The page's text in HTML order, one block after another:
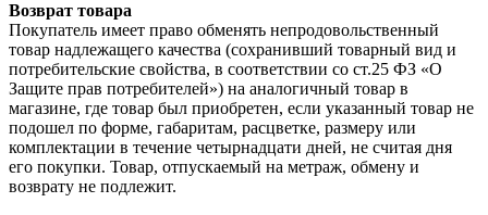
Возврат товара
Покупатель имеет право обменять непродовольственный
товар надлежащего качества (сохранивший товарный вид и
потребительские свойства, в соответствии со ст.25 ФЗ «О
Защите прав потребителей») на аналогичный товар в
магазине, где товар был приобретен, если указанный товар не
подошел по форме, габаритам, расцветке, размеру или
комплектации в течение четырнадцати дней, не считая дня
его покупки. Товар, отпускаемый на метраж, обмену и
возврату не подлежит.